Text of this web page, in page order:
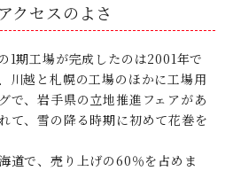
クセスのよさ
1期工場が完成したのは2001年で
川越と札幌の工場のほかに工場用
で、岩手県の立地推進フェアがあ
て、雪の降る時期に初めて花巻を
道で、売り上げの60％を占めま